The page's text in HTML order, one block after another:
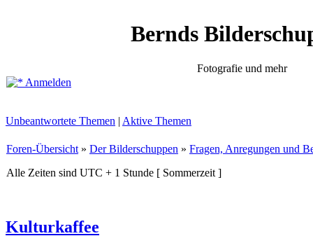
Bernds
Fotografie und mehr
Anmelden
Unbeantwortete Themen | Aktive Themen
Foren-Übersicht » Der Bilderschuppen » Fragen, Anregungen und
Alle Zeiten sind UTC + 1 Stunde [ Sommerzeit ]
Kulturkaffee